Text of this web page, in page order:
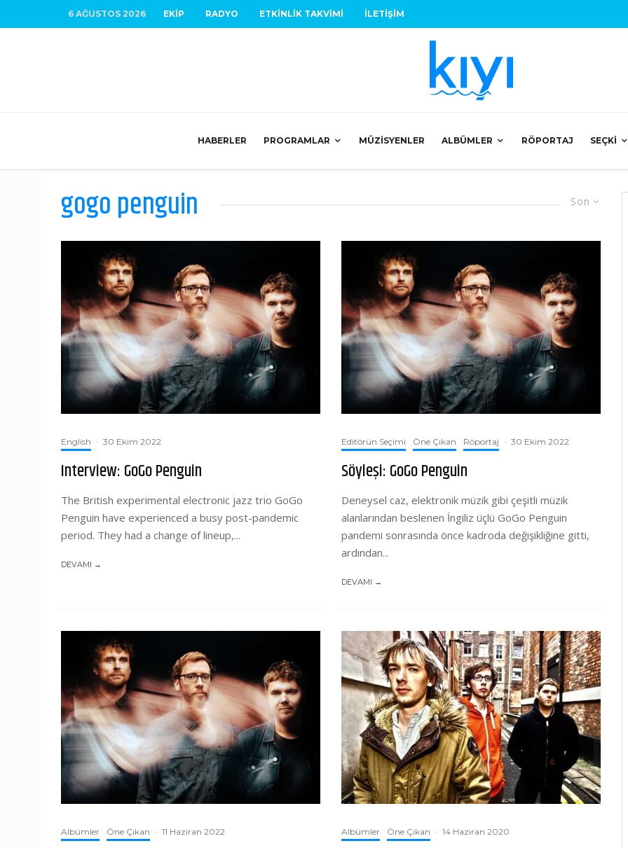
6 AĞUSTOS 2026 EKIP RADYO ETKINLIK TAKVIMI İLETIŞIM
HABERLER PROGRAMLAR MÜZISYENLER ALBÜMLER RÖPORTAJ SEÇKI
Son
gogo penguin
English · 30 Ekim 2022
Interview: GoGo Penguin
The British experimental electronic jazz trio GoGo
Penguin have experienced a busy post-pandemic
period. They had a change of lineup,...
DEVAMI →
Editörün Seçimi Öne Çıkan Röportaj · 30 Ekim 2022
Söyleşi: GoGo Penguin
Deneysel caz, elektronik müzik gibi çeşitli müzik
alanlarından beslenen İngiliz üçlü GoGo Penguin
pandemi sonrasında önce kadroda değişikliğine gitti,
ardından...
DEVAMI →
Albümler Öne Çıkan · 11 Haziran 2022 Albümler Öne Çıkan · 14 Haziran 2020